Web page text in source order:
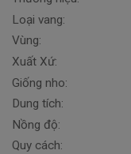
Loại vang:
Vùng:
Xuất Xứ:
Giống nho:
Dung tích:
Nồng độ:
Quy cách: